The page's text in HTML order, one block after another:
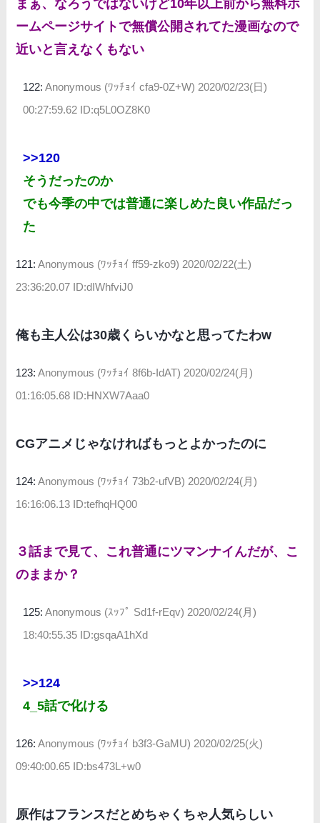
まぁ、なろうではないけど10年以上前から無料ホ
ームページサイトで無償公開されてた漫画なので
近いと言えなくもない
122:Anonymous (ﾜｯﾁｮｲ cfa9-0Z+W) 2020/02/23(日)
00:27:59.62 ID:q5L0OZ8K0
>>120
そうだったのか
でも今季の中では普通に楽しめた良い作品だっ
た
121:Anonymous (ﾜｯﾁｮｲ ff59-zko9) 2020/02/22(土)
23:36:20.07 ID:dIWhfviJ0
俺も主人公は30歳くらいかなと思ってたわw
123:Anonymous (ﾜｯﾁｮｲ 8f6b-IdAT) 2020/02/24(月)
01:16:05.68 ID:HNXW7Aaa0
CGアニメじゃなければもっとよかったのに
124:Anonymous (ﾜｯﾁｮｲ 73b2-ufVB) 2020/02/24(月)
16:16:06.13 ID:tefhqHQ00
３話まで見て、これ普通にツマンナイんだが、こ
のままか？
125:Anonymous (ｽｯﾌﾟ Sd1f-rEqv) 2020/02/24(月)
18:40:55.35 ID:gsqaA1hXd
>>124
4_5話で化ける
126:Anonymous (ﾜｯﾁｮｲ b3f3-GaMU) 2020/02/25(火)
09:40:00.65 ID:bs473L+w0
原作はフランスだとめちゃくちゃ人気らしい